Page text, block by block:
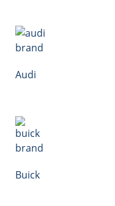
Audi
Buick